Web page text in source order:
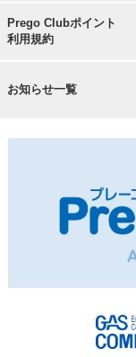
Prego Clubポイント
利用規約
お知らせ一覧